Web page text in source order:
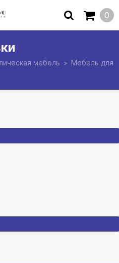
0
мебель
Мебель для